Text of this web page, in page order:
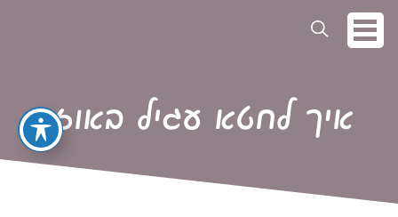
איך לחטא עגיל באוזן